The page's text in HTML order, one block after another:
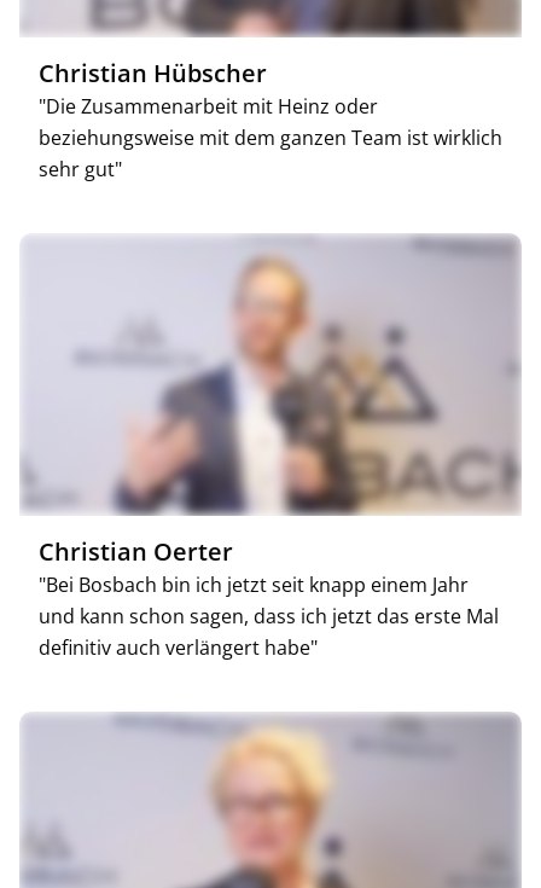
Christian Hübscher
"Die Zusammenarbeit mit Heinz oder
beziehungsweise mit dem ganzen Team ist wirklich
sehr gut"
Christian Oerter
"Bei Bosbach bin ich jetzt seit knapp einem Jahr
und kann schon sagen, dass ich jetzt das erste Mal
definitiv auch verlängert habe"